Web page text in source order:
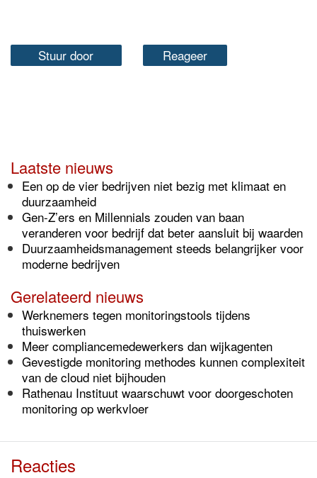
Stuur door Reageer
Laatste nieuws
Een op de vier bedrijven niet bezig met klimaat en
duurzaamheid
Gen-Z’ers en Millennials zouden van baan
veranderen voor bedrijf dat beter aansluit bij waarden
Duurzaamheidsmanagement steeds belangrijker voor
moderne bedrijven
Gerelateerd nieuws
Werknemers tegen monitoringstools tijdens
thuiswerken
Meer compliancemedewerkers dan wijkagenten
Gevestigde monitoring methodes kunnen complexiteit
van de cloud niet bijhouden
Rathenau Instituut waarschuwt voor doorgeschoten
monitoring op werkvloer
Reacties